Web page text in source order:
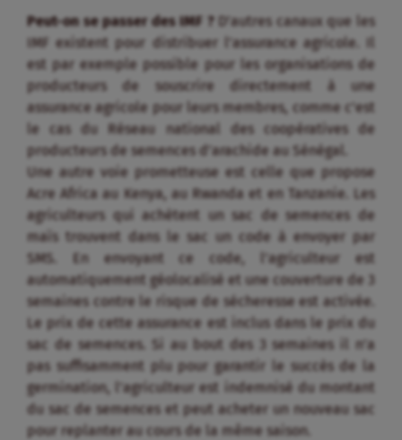
Peut-on se passer des IMF ?D’autres canaux que les
IMF existent pour distribuer l’assurance agricole. Il
est par exemple possible pour les organisations de
producteurs de souscrire directement à une
assurance agricole pour leurs membres, comme c’est
le cas du Réseau national des coopératives de
producteurs de semences d’arachide au Sénégal.
Une autre voie prometteuse est celle que propose
Acre Africa au Kenya, au Rwanda et en Tanzanie. Les
agriculteurs qui achètent un sac de semences de
maïs trouvent dans le sac un code à envoyer par
SMS. En envoyant ce code, l’agriculteur est
automatiquement géolocalisé et une couverture de 3
semaines contre le risque de sécheresse est activée.
Le prix de cette assurance est inclus dans le prix du
sac de semences. Si au bout des 3 semaines il n’a
pas suffisamment plu pour garantir le succès de la
germination, l’agriculteur est indemnisé du montant
du sac de semences et peut acheter un nouveau sac
pour replanter au cours de la même saison.